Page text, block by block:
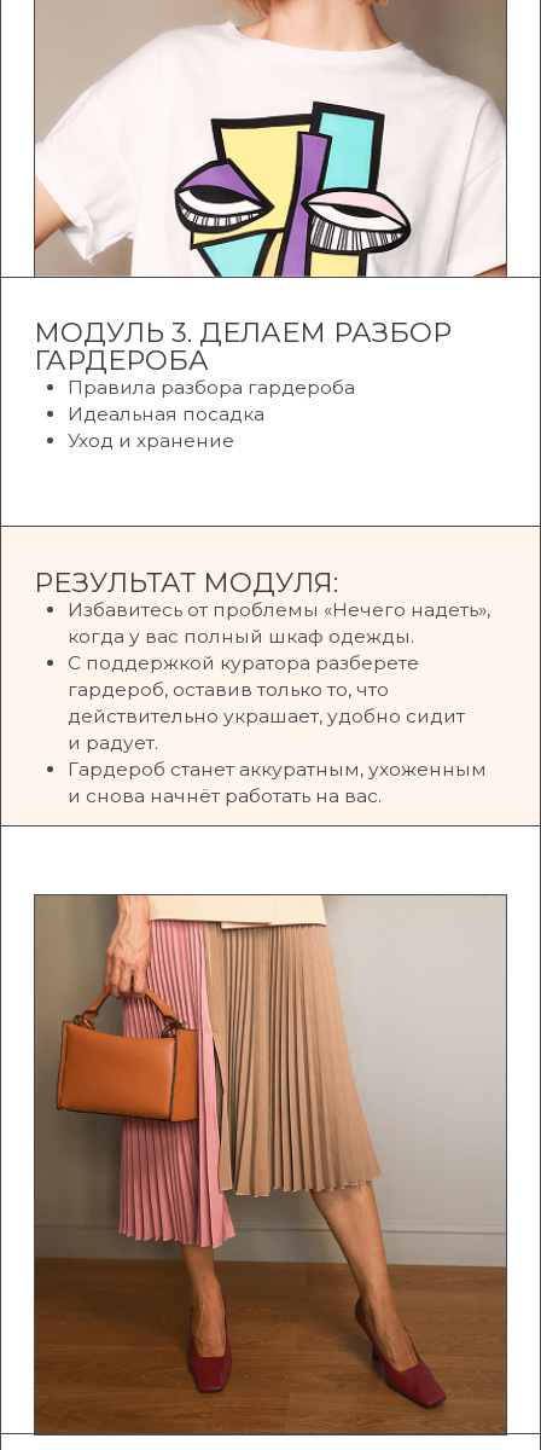
РЕЗУЛЬТАТ МОДУЛЯ:
С поддержкой куратора выделите базу
в своем гардеробе
Научитесь составлять образы, где вещи
«дружат» между собой и подходят под
ваш стиль жизни.
Узнаете правила сочетаний и научитесь
обыгрывать даже базовые вещи.
МОДУЛЬ 5. СОСТАВЛЯЕМ
ПЛАН ПОКУПОК
Список подходящих покупок без лишних
вещей
Как выбирать качественные вещи
по адекватной цене
Как выбирать обувь и аксессуары
Научитесь покупать грамотно: выбирать
подходящие и качественные вещи,
которые точно будете носить
Забудете про «мертвые вещи»: каждая
вещь в вашем гардеробе будет
работать на вас
С поддержкой куратора составите
список покупок для своего гардероба